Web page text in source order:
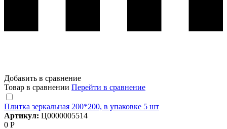
Добавить в сравнение
Товар в сравнении Перейти в сравнение
Плитка зеркальная 200*200, в упаковке 5 шт
Артикул: Ц0000005514
0 Р